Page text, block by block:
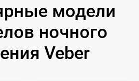
модели
ночного
Veber